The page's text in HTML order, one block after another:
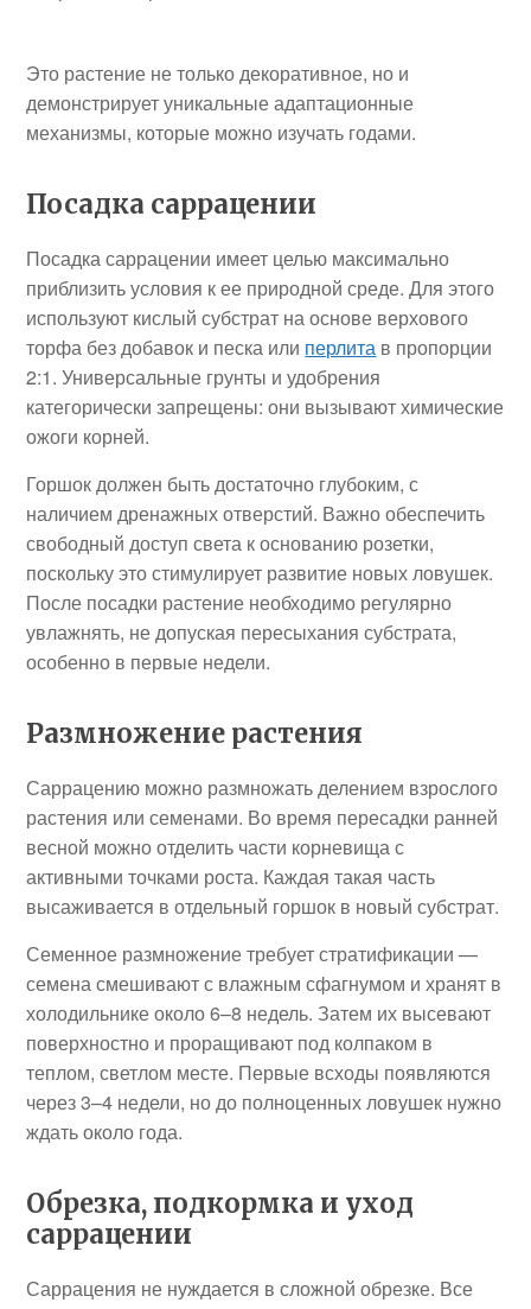
Это растение не только декоративное, но и
демонстрирует уникальные адаптационные
механизмы, которые можно изучать годами.
Посадка саррацении
Посадка саррацении имеет целью максимально
приблизить условия к ее природной среде. Для этого
используют кислый субстрат на основе верхового
торфа без добавок и песка или перлита в пропорции
2:1. Универсальные грунты и удобрения
категорически запрещены: они вызывают химические
ожоги корней.
Горшок должен быть достаточно глубоким, с
наличием дренажных отверстий. Важно обеспечить
свободный доступ света к основанию розетки,
поскольку это стимулирует развитие новых ловушек.
После посадки растение необходимо регулярно
увлажнять, не допуская пересыхания субстрата,
особенно в первые недели.
Размножение растения
Саррацению можно размножать делением взрослого
растения или семенами. Во время пересадки ранней
весной можно отделить части корневища с
активными точками роста. Каждая такая часть
высаживается в отдельный горшок в новый субстрат.
Семенное размножение требует стратификации —
семена смешивают с влажным сфагнумом и хранят в
холодильнике около 6–8 недель. Затем их высевают
поверхностно и проращивают под колпаком в
теплом, светлом месте. Первые всходы появляются
через 3–4 недели, но до полноценных ловушек нужно
ждать около года.
Обрезка, подкормка и уход
саррацении
Саррацения не нуждается в сложной обрезке. Все